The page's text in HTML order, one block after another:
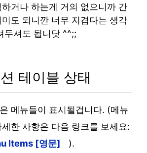
거나 하는게 거의 없으니까 간
도 되니깐 너무 지겹다는 생각
두셔도 됩니닷 ^^;;
테이블 상태
메뉴들이 표시될겁니다. (메뉴
한 사항은 다음 링크를 보세요:
Items [영문]
).